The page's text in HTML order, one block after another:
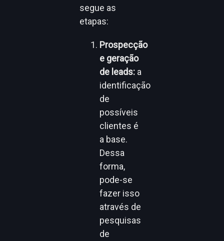
segue as
etapas:
Prospecção
e geração
de leads: a
identificação
de
possíveis
clientes é
a base.
Dessa
forma,
pode-se
fazer isso
através de
pesquisas
de